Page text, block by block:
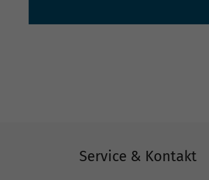
Service & Kontakt